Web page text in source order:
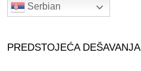
Serbian
PREDSTOJEĆA DEŠAVANJA